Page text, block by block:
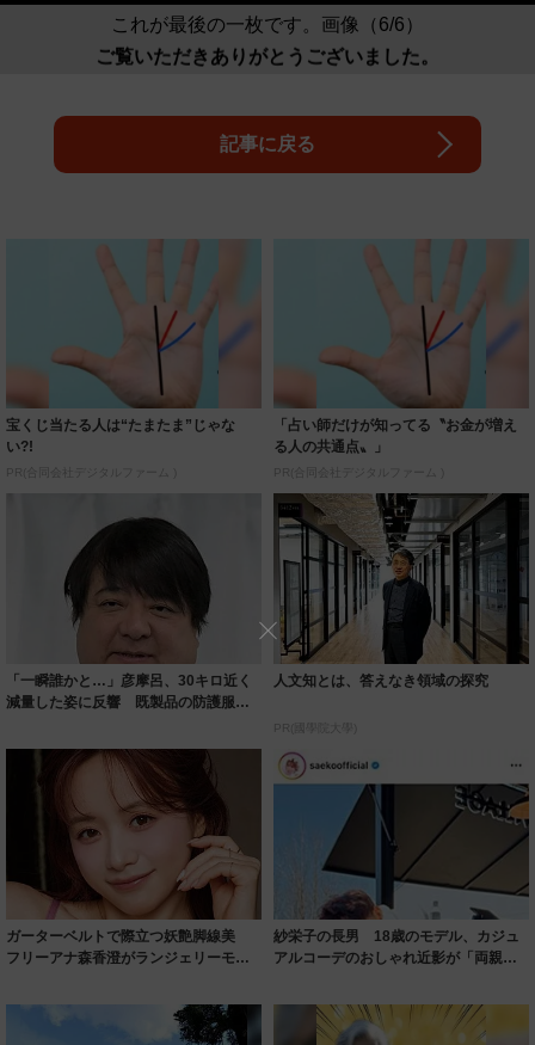
これが最後の一枚です。画像（6/6）
ご覧いただきありがとうございました。
記事に戻る
宝くじ当たる人は“たまたま”じゃな
い?!
PR(合同会社デジタルファーム )
「占い師だけが知ってる〝お金が増え
る人の共通点〟」
PR(合同会社デジタルファーム )
「一瞬誰かと…」彦摩呂、30キロ近く
減量した姿に反響 既製品の防護服が
人文知とは、答えなき領域の探究
PR(國學院大學)
ガーターベルトで際立つ妖艶脚線美
フリーアナ森香澄がランジェリーモデ
紗栄子の長男 18歳のモデル、カジュ
アルコーデのおしゃれ近影が「両親の